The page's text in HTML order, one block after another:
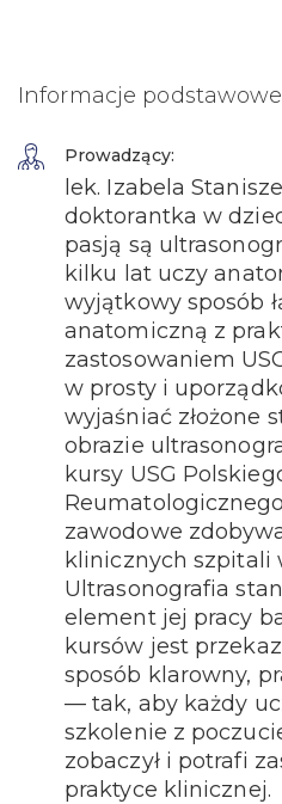
Informacje podstawowe
Prowadzący:
lek. Izabela
doktorantka w
pasją są
kilku lat uczy
wyjątkowy sposób
anatomiczną z
zastosowaniem
w prosty i
wyjaśniać złożone
obrazie
kursy USG
zawodowe
klinicznych szpitali
Ultrasonografia
element jej pracy
kursów jest
sposób klarowny,
— tak, aby każdy
szkolenie z
zobaczył i potrafi
praktyce klinicznej.